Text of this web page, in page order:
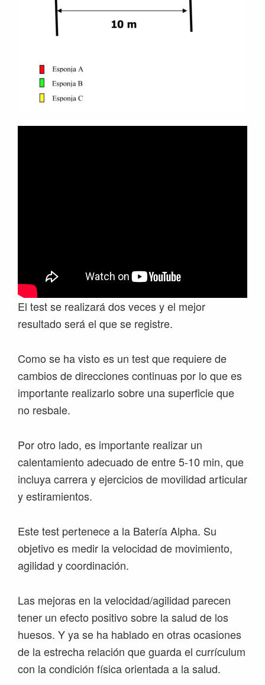
El test se realizará dos veces y el mejor
resultado será el que se registre.
Como se ha visto es un test que requiere de
cambios de direcciones continuas por lo que es
importante realizarlo sobre una superficie que
no resbale.
Por otro lado, es importante realizar un
calentamiento adecuado de entre 5-10 min, que
incluya carrera y ejercicios de movilidad articular
y estiramientos.
Este test pertenece a la Batería Alpha. Su
objetivo es medir la velocidad de movimiento,
agilidad y coordinación.
Las mejoras en la velocidad/agilidad parecen
tener un efecto positivo sobre la salud de los
huesos. Y ya se ha hablado en otras ocasiones
de la estrecha relación que guarda el currículum
con la condición física orientada a la salud.